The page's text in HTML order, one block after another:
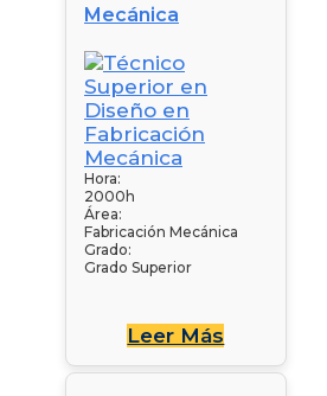
Mecánica
Hora:
2000h
Área:
Fabricación Mecánica
Grado:
Grado Superior
Leer Más